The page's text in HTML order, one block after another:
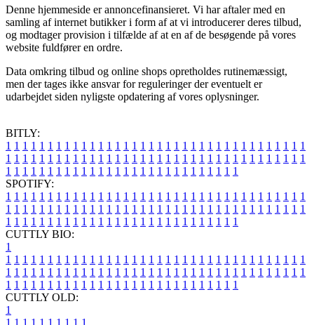
Denne hjemmeside er annoncefinansieret. Vi har aftaler med en
samling af internet butikker i form af at vi introducerer deres tilbud,
og modtager provision i tilfælde af at en af de besøgende på vores
website fuldfører en ordre.
Data omkring tilbud og online shops opretholdes rutinemæssigt,
men der tages ikke ansvar for reguleringer der eventuelt er
udarbejdet siden nyligste opdatering af vores oplysninger.
BITLY:
1 1 1 1 1 1 1 1 1 1 1 1 1 1 1 1 1 1 1 1 1 1 1 1 1 1 1 1 1 1 1 1 1 1 1 1
1 1 1 1 1 1 1 1 1 1 1 1 1 1 1 1 1 1 1 1 1 1 1 1 1 1 1 1 1 1 1 1 1 1 1 1
1 1 1 1 1 1 1 1 1 1 1 1 1 1 1 1 1 1 1 1 1 1 1 1 1 1 1 1
SPOTIFY:
1 1 1 1 1 1 1 1 1 1 1 1 1 1 1 1 1 1 1 1 1 1 1 1 1 1 1 1 1 1 1 1 1 1 1 1
1 1 1 1 1 1 1 1 1 1 1 1 1 1 1 1 1 1 1 1 1 1 1 1 1 1 1 1 1 1 1 1 1 1 1 1
1 1 1 1 1 1 1 1 1 1 1 1 1 1 1 1 1 1 1 1 1 1 1 1 1 1 1 1
CUTTLY BIO:
1
1 1 1 1 1 1 1 1 1 1 1 1 1 1 1 1 1 1 1 1 1 1 1 1 1 1 1 1 1 1 1 1 1 1 1 1
1 1 1 1 1 1 1 1 1 1 1 1 1 1 1 1 1 1 1 1 1 1 1 1 1 1 1 1 1 1 1 1 1 1 1 1
1 1 1 1 1 1 1 1 1 1 1 1 1 1 1 1 1 1 1 1 1 1 1 1 1 1 1 1
CUTTLY OLD:
1
1 1 1 1 1 1 1 1 1 1